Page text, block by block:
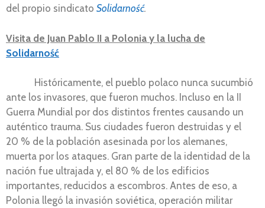
del propio sindicato Solidarność.
Visita de Juan Pablo II a Polonia y la lucha de
Solidarność
Históricamente, el pueblo polaco nunca sucumbió
ante los invasores, que fueron muchos. Incluso en la II
Guerra Mundial por dos distintos frentes causando un
auténtico trauma. Sus ciudades fueron destruidas y el
20 % de la población asesinada por los alemanes,
muerta por los ataques. Gran parte de la identidad de la
nación fue ultrajada y, el 80 % de los edificios
importantes, reducidos a escombros. Antes de eso, a
Polonia llegó la invasión soviética, operación militar